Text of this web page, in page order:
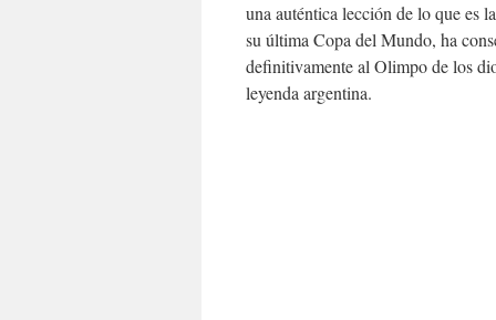
una auténtica lección de lo que es
su última Copa del Mundo, ha
definitivamente al Olimpo de los
leyenda argentina.